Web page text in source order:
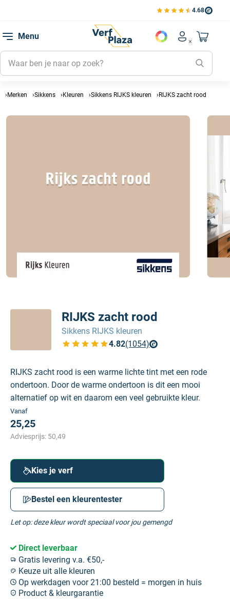
4.68
Bekijk de verfplaza
Menu
Account
Mijn
Mijn
Mijn
Naar
Merken Sikkens Kleuren Sikkens RIJKS kleuren RIJKS zacht rood
RIJKS zacht rood
Sikkens RIJKS kleuren
4.82(1054)
Bekijk de verfplaza beoordelingen
RIJKS zacht rood is een warme lichte tint met een rode
ondertoon. Door de warme ondertoon is dit een mooi
alternatief op wit en daarom een veel gebruikte kleur.
Vanaf
25,25
Adviesprijs: 50,49
Kies je verf
Bestel een kleurentester
Let op: deze kleur wordt speciaal voor jou gemengd
Direct leverbaar
Gratis levering v.a. €50,-
Keuze uit alle kleuren
Op werkdagen voor 21:00 besteld = morgen in huis
Product & kleurgarantie